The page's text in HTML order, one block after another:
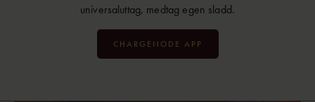
universaluttag, medtag egen sladd.
CHARGENODE APP